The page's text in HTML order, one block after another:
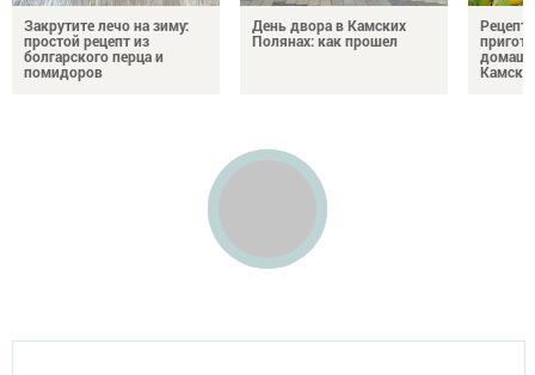
Закрутите лечо на зиму:
простой рецепт из
болгарского перца и
помидоров
День двора в Камских
Полянах: как прошел